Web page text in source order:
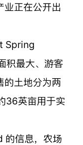
业正在公开出
Spring
积最大、游客
的土地分为两
36英亩用于实
的信息，农场